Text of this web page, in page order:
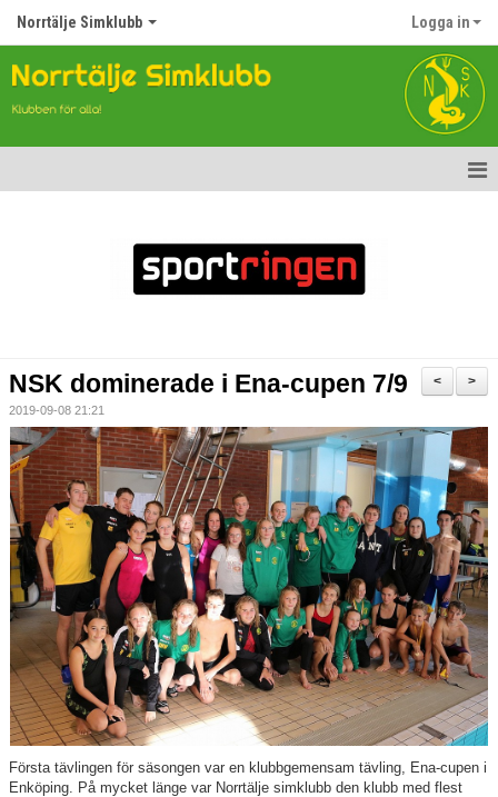
Norrtälje Simklubb Logga in
Topp Tolv
Anmälan till Simklubben
Våra tävlingar
Klubbkollektion
>
<
NSK dominerade i Ena-cupen 7/9
2019-09-08 21:21
Första tävlingen för säsongen var en klubbgemensam tävling, Ena-cupen i
Enköping. På mycket länge var Norrtälje simklubb den klubb med flest